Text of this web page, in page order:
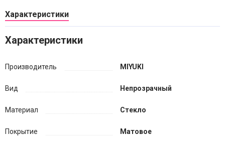
Характеристики
Характеристики
Производитель MIYUKI
Вид Непрозрачный
Материал Стекло
Покрытие Матовое